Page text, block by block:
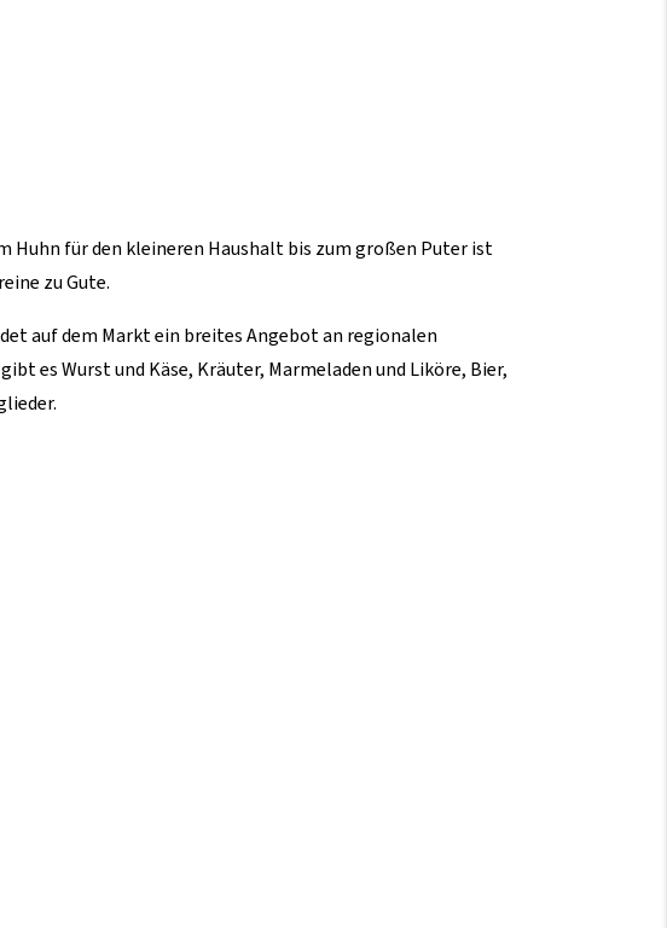
Huhn für den kleineren Haushalt bis zum großen Puter ist
zu Gute.
auf dem Markt ein breites Angebot an regionalen
es Wurst und Käse, Kräuter, Marmeladen und Liköre, Bier,